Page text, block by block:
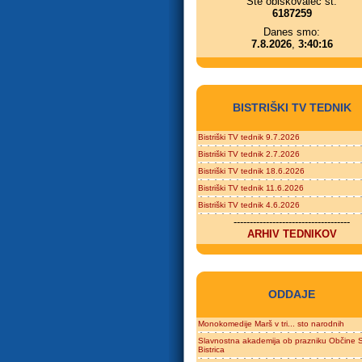
6187259
Danes smo:
7.8.2026, 3:40:16
BISTRIŠKI TV TEDNIK
Bistriški TV tednik 9.7.2026
Bistriški TV tednik 2.7.2026
Bistriški TV tednik 18.6.2026
Bistriški TV tednik 11.6.2026
Bistriški TV tednik 4.6.2026
------------------------------------
ARHIV TEDNIKOV
ODDAJE
Monokomedije Marš v tri... sto narodnih
Slavnostna akademija ob prazniku Občine
Bistrica